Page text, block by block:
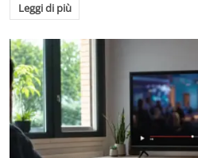
Leggi di più